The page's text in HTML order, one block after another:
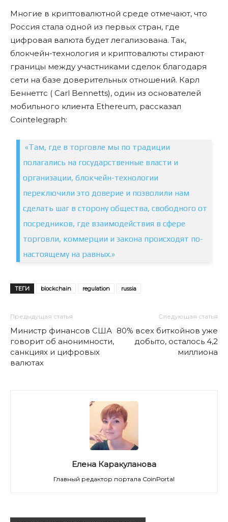
Многие в криптовалютной среде отмечают, что
Россия стала одной из первых стран, где
цифровая валюта будет легализована. Так,
блокчейн-технология и криптовалюты стирают
границы между участниками сделок благодаря
сети на базе доверительных отношений. Карл
Беннеттс ( Carl Bennetts), один из основателей
мобильного клиента Ethereum, рассказал
Cointelegraph:
«Там, где в торговле мы по традиции
полагались на государственные власти и
организации, блокчейн-технологии
переключили это доверие и позволили нам
сделать шаг в сторону общества, свободного от
посредников, где взаимодействия в сфере
торговли, коммерции и закона происходят по-
настоящему на равных.»
ТЕГИ blockchain regulation russia
Предыдущая статья
Министр финансов США
говорит об анонимности,
санкциях и цифровых
валютах
Следующая статья
80% всех биткойнов уже
добыто, осталось 4,2
миллиона
Елена Каракуланова
Главный редактор портала CoinPortal